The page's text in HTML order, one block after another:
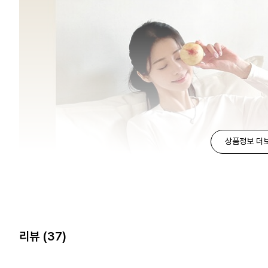
상품정보 더
리뷰 (37)